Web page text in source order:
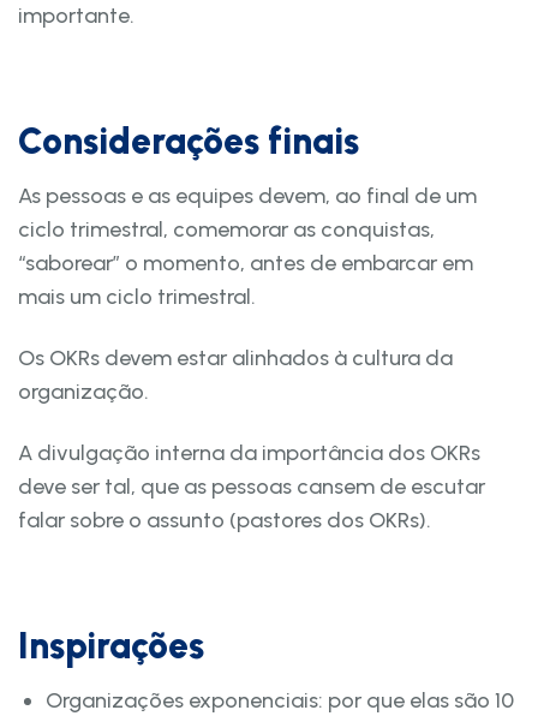
importante.
Considerações finais
As pessoas e as equipes devem, ao final de um
ciclo trimestral, comemorar as conquistas,
“saborear” o momento, antes de embarcar em
mais um ciclo trimestral.
Os OKRs devem estar alinhados à cultura da
organização.
A divulgação interna da importância dos OKRs
deve ser tal, que as pessoas cansem de escutar
falar sobre o assunto (pastores dos OKRs).
Inspirações
Organizações exponenciais: por que elas são 10